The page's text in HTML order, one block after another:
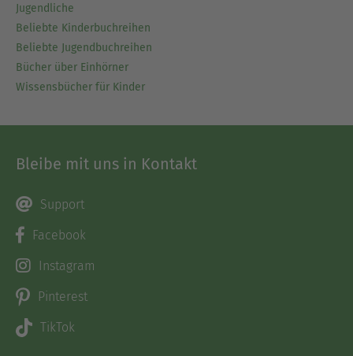
Jugendliche
Beliebte Kinderbuchreihen
Beliebte Jugendbuchreihen
Bücher über Einhörner
Wissensbücher für Kinder
Bleibe mit uns in Kontakt
Support
Facebook
Instagram
Pinterest
TikTok